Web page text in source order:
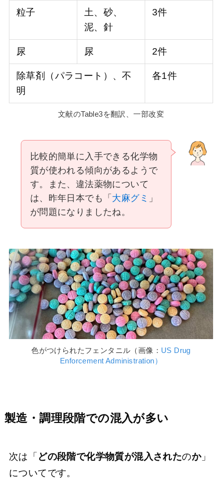
粒子
土、砂、
泥、針
3件
尿 尿 2件
除草剤（パラコート）、不
明
各1件
文献のTable3を翻訳、一部改変
比較的簡単に入手できる化学物
質が使われる傾向があるようで
す。また、違法薬物について
は、昨年日本でも「 大麻グミ 」
が問題になりましたね。
色がつけられたフェンタニル（画像： US Drug
Enforcement Administration）
製造・調理段階での混入が多い
次は「 どの段階で化学物質が混入されたのか」
についてです。